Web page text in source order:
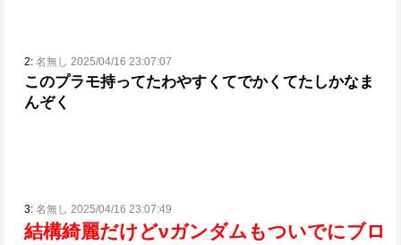
2: 名無し 2025/04/16 23:07:07
このプラモ持ってたわやすくてでかくてたしかなま
んぞく
3: 名無し 2025/04/16 23:07:49
結構綺麗だけどνガンダムもついでにブロ